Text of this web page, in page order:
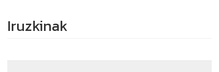
Iruzkinak